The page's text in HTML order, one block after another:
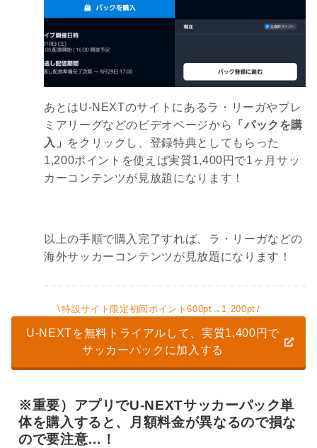
あとはU-NEXTのサイトにあるラ・リーガやプレ
ミアリーグなどのビデオページから
「パックを購
入」
をクリックし、登録特典としてもらった
1,200ポイントを使えば実質1,400円で1ヶ月サッ
カーコンテンツが見放題になります！
以上の手順で購入完了すれば、ラ・リーガなどの
海外サッカーコンテンツが見放題になります！
特設サイト限定初回ポイント600pt→1,200pt
U-NEXTを無料トライアルして、実質1,400円で
サッカーパックに加入する
※重要）アプリでU-NEXTサッカーパック単
体を購入すると、月額料金が異なるので損な
ので要注意…！